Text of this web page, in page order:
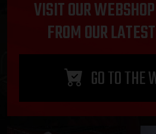
VISIT OUR
FROM OUR
GO TO THE